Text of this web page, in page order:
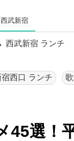
西武新宿
西武新宿 ランチ
宿西口 ランチ
45選！